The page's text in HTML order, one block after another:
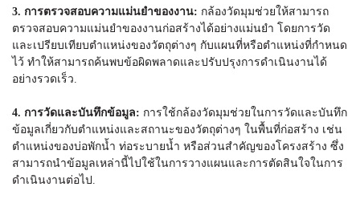
3. การตรวจสอบความแม่นยำของงาน: กล้องวัดมุมช่วยให้สามารถ
ตรวจสอบความแม่นยำของงานก่อสร้างได้อย่างแม่นยำ โดยการวัด
และเปรียบเทียบตำแหน่งของวัตถุต่างๆ กับแผนที่หรือตำแหน่งที่กำหนด
ไว้ ทำให้สามารถค้นพบข้อผิดพลาดและปรับปรุงการดำเนินงานได้
อย่างรวดเร็ว.
4. การวัดและบันทึกข้อมูล: การใช้กล้องวัดมุมช่วยในการวัดและบันทึก
ข้อมูลเกี่ยวกับตำแหน่งและสถานะของวัตถุต่างๆ ในพื้นที่ก่อสร้าง เช่น
ตำแหน่งของบ่อพักน้ำ ท่อระบายน้ำ หรือส่วนสำคัญของโครงสร้าง ซึ่ง
สามารถนำข้อมูลเหล่านี้ไปใช้ในการวางแผนและการตัดสินใจในการ
ดำเนินงานต่อไป.